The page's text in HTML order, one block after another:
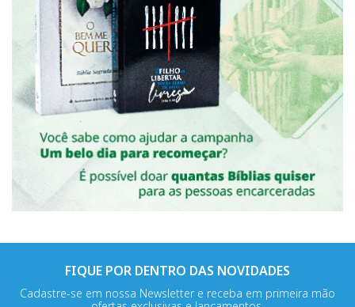
FIQUE POR DENTRO DAS NOVIDADES
Cadastre-se em nossa Newsletter e receba em primeira mão